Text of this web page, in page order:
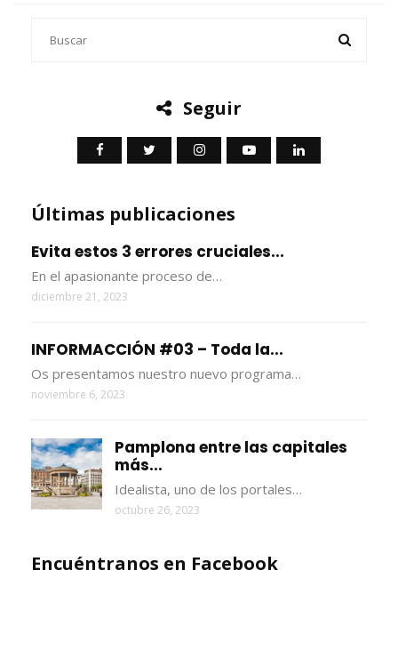
Seguir
Últimas publicaciones
Evita estos 3 errores cruciales...
En el apasionante proceso de…
diciembre 21, 2023
INFORMACCIÓN #03 – Toda la...
Os presentamos nuestro nuevo programa…
noviembre 6, 2023
Pamplona entre las capitales
más...
Idealista, uno de los portales…
octubre 26, 2023
Encuéntranos en Facebook